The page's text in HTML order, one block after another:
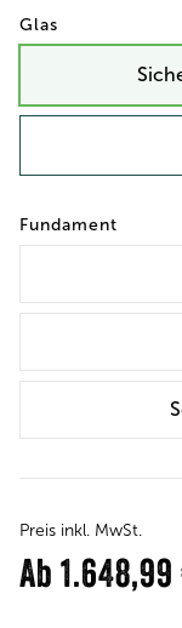
Glas
Fundament
Preis inkl. MwSt.
Ab 1.648,99